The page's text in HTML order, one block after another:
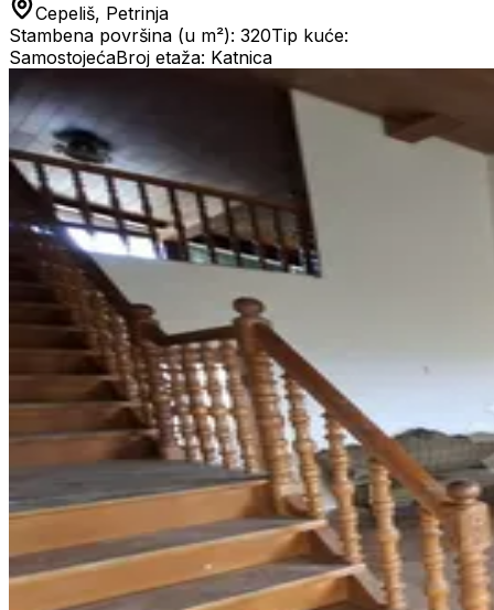
Cepeliš, Petrinja
Stambena površina (u m²): 320Tip kuće:
SamostojećaBroj etaža: Katnica